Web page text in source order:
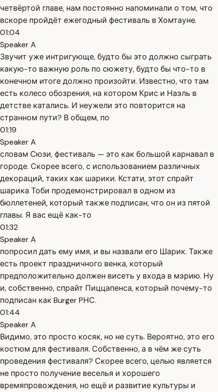
четвёртой главе, нам постоянно напоминали о том, что
вскоре пройдёт ежегодный фестиваль в Хомтауне.
01:04
Speaker A
Звучит уже интригующе, будто бы это должно сыграть
какую-то важную роль по сюжету, будто бы что-то в
конечном итоге должно произойти. Известно, что там
есть колесо обозрения, на котором Крис и Наэль в
детстве катались. И неужели это повторится на
странном пути? В общем, по
01:19
Speaker A
словам Сюзи, фестиваль — это как большой карнавал в
городе. Скорее всего, с использованием различных
декораций, таких как шарики. Кстати, этот спрайт
шарика Тоби продемонстрировал в одном из
бюллетеней, который также подписан, что он из пятой
главы. Я вас ещё как-то
01:32
Speaker A
попросил дать ему имя, и вы назвали его Шарик. Также
есть проект праздничного венка, который
предположительно должен висеть у входа в мэрию. Ну
и, собственно, спрайт Пиццапенса, который почему-то
подписан как Burger PНС.
01:44
Speaker A
Видимо, это просто косяк, но не суть. Вероятно, это его
костюм для фестиваля. Собственно, а в чём же суть
проведения фестиваля? Скорее всего, целью является
не просто получение веселья и хорошего
времяпровождения, но ещё и развитие культуры и